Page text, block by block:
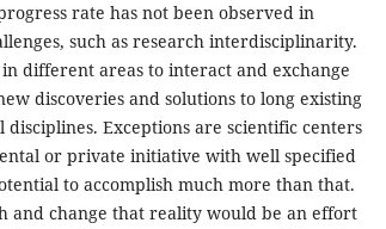
rate has not been observed in
such as research interdisciplinarity.
different areas to interact and exchange
discoveries and solutions to long existing
Exceptions are scientific centers
or private initiative with well specified
to accomplish much more than that.
and change that reality would be an effort